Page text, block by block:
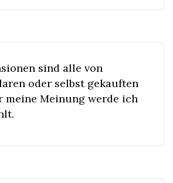
sind alle von
oder selbst gekauften
meine Meinung werde ich